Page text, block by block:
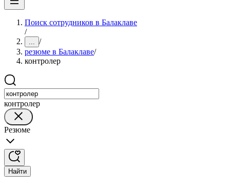
Поиск сотрудников в Балаклаве
/
... /
резюме в Балаклаве/
контролер
контролер
Резюме
Найти